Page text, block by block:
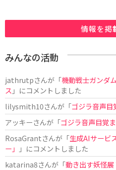
情報を掲
みんなの活動
jathrutpさんが「機動戦士ガンダ
ス 」にコメントしました
lilysmith10さんが「ゴジラ音声目
アッキーさんが「ゴジラ音声目覚
RosaGrantさんが「生成AIサービ
ー」
」にコメントしました
katarina8さんが「動き出す妖怪